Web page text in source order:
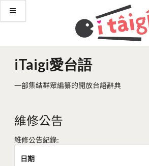
iTaigi愛台語
一部集結群眾編纂的開放台語辭典
維修公告
維修公告紀錄:
日期